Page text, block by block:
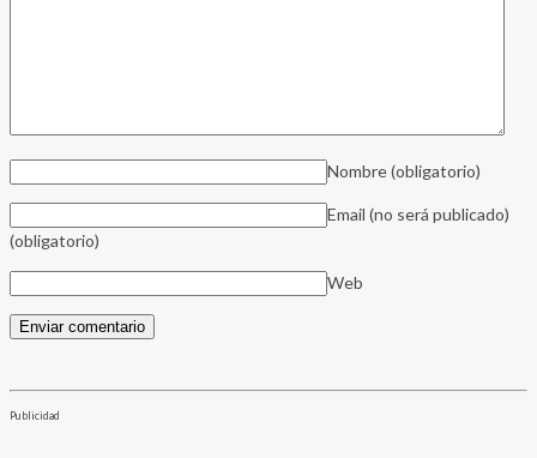
Nombre(obligatorio)
Email (no será publicado)
(obligatorio)
Web
Publicidad